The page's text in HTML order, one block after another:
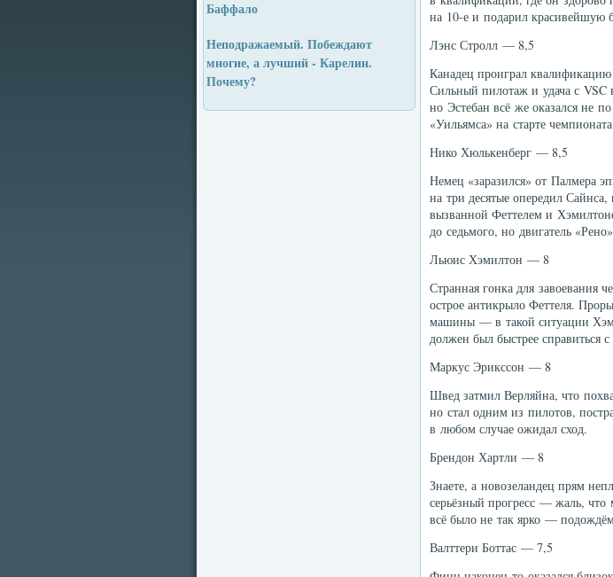
Баффало
Неподражаемый. Побеждают
многие, а лучший - Карелин.
Почему?
на 10-е и подарил красивейшую
Лэнс Стролл — 8,5
Канадец проиграл
Сильный пилотаж и удача с
но Эстебан всё же оказался не
«Уильямса» на старте
Нико Хюлькенберг — 8,5
Немец «заразился» от Палмера
на три десятые опередил Сайнса,
вызванной Феттелем и
до седьмого, но двигатель
Льюис Хэмилтон — 8
Странная гонка для завоевания
острое антикрыло Феттеля.
машины — в такой ситуации
должен был быстрее справиться
Маркус Эрикссон — 8
Швед затмил Верляйна, что
но стал одним из пилотов,
в любом случае ожидал сход.
Брендон Хартли — 8
Знаете, а новозеландец прям
серьёзный прогресс — жаль,
всё было не так ярко — подождём
Валттери Боттас — 7,5